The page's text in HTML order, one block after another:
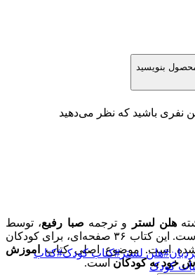
بنویسید
نفری باشید که نظر می‌دهید
هلن لستر و ترجمه صبا رفیع، توسط
منتشر شده است. این کتاب ۳۶ صفحه‌ای، برای کودکان
اموزش
خود به کودکان است.
#هلن لستر#کتاب کودک#کتاب
کودک